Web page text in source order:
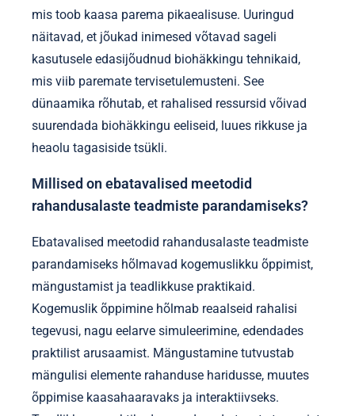
Rikkus ja biohäkking ristuvad ainulaadselt,
paljastades teadmisi elu kogemuste optimeerimise
kohta. Rikkus mõjutab juurdepääsu biohäkkingu
tööriistadele, parandades füüsilist ja vaimset
sooritust. Haruldased teadmised hõlmavad seost
rahalise investeeringu ja tervustehnoloogiate vahel,
mis toob kaasa parema pikaealisuse. Uuringud
näitavad, et jõukad inimesed võtavad sageli
kasutusele edasijõudnud biohäkkingu tehnikaid,
mis viib paremate tervisetulemusteni. See
dünaamika rõhutab, et rahalised ressursid võivad
suurendada biohäkkingu eeliseid, luues rikkuse ja
heaolu tagasiside tsükli.
Millised on ebatavalised meetodid
rahandusalaste teadmiste parandamiseks?
Ebatavalised meetodid rahandusalaste teadmiste
parandamiseks hõlmavad kogemuslikku õppimist,